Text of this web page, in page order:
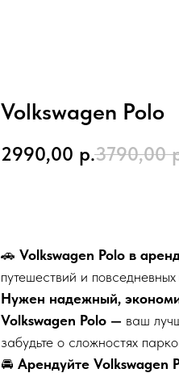
Volkswagen Polo
2990,00 р.3790,00
🚗 Volkswagen Polo в
путешествий и
Нужен надежный,
Volkswagen Polo — ваш
забудьте о сложностях
🚘 Арендуйте Volkswagen